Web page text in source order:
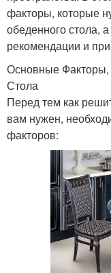
факторы, которые
обеденного стола,
рекомендации и
Основные
Стола
Перед тем как
вам нужен,
факторов: